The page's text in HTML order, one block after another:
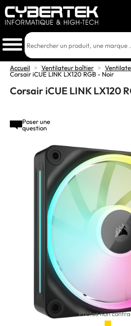
Accueil > Ventilateur boîtier >
Corsair iCUE LINK LX120 RGB - Noir
Corsair iCUE LINK LX120
Poser une
question
Photos non